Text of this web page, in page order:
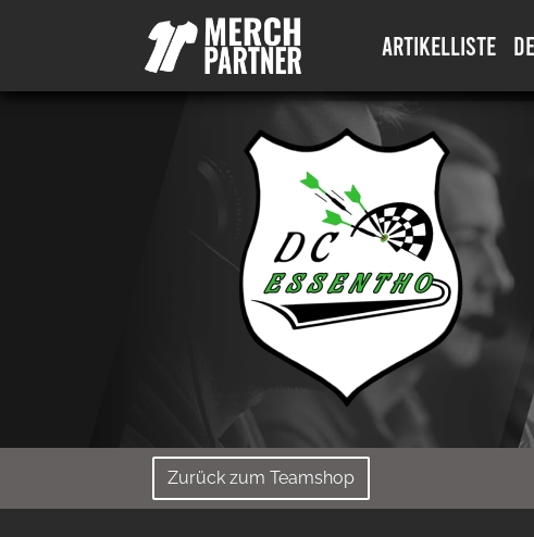
ARTIKELLISTE
Zurück zum Teamshop